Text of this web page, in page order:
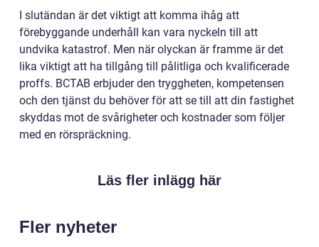
I slutändan är det viktigt att komma ihåg att
förebyggande underhåll kan vara nyckeln till att
undvika katastrof. Men när olyckan är framme är det
lika viktigt att ha tillgång till pålitliga och kvalificerade
proffs. BCTAB erbjuder den tryggheten, kompetensen
och den tjänst du behöver för att se till att din fastighet
skyddas mot de svårigheter och kostnader som följer
med en rörspräckning.
Läs fler inlägg här
Fler nyheter